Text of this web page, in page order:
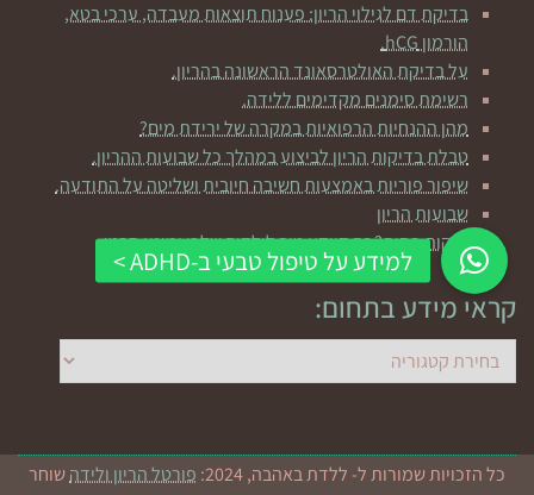
בדיקת דם לגילוי הריון: פענוח תוצאות מעבדה, ערכי בטא,
הורמון hCG.
על בדיקת האולטרסאונד הראשונה בהריון.
רשימת סימנים מקדימים ללידה.
מהן ההנחיות הרפואיות במקרה של ירידת מים?
טבלת בדיקות הריון לביצוע במהלך כל שבועות ההריון.
שיפור פוריות באמצעות חשיבה חיובית ושליטה על התודעה.
שבועות הריון
לנקות פחות? זה דווקא טוב לילדים שלכן ומונע סרטן
קראי מידע בתחום:
קראי
מידע
כל הזכויות שמורות ל- ללדת באהבה, 2024: פורטל הריון ולידהשוחר